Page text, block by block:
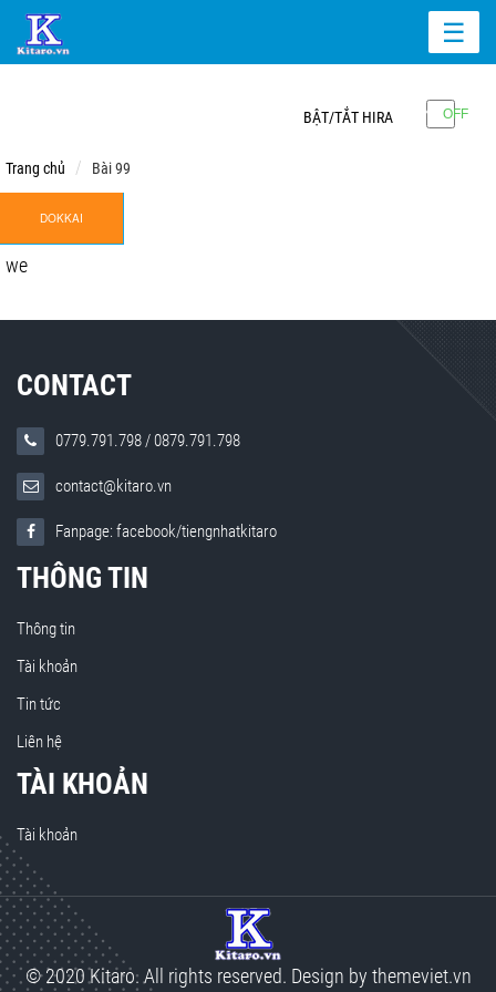
☰
BẬT/TẮT HIRA
Trang chủ Bài 99
DOKKAI
we
CONTACT
0779.791.798/0879.791.798
contact@kitaro.vn
Fanpage: facebook/tiengnhatkitaro
THÔNG TIN
Thông tin
Tài khoản
Tin tức
Liên hệ
TÀI KHOẢN
Tài khoản
© 2020 Kitaro. All rights reserved. Design by themeviet.vn